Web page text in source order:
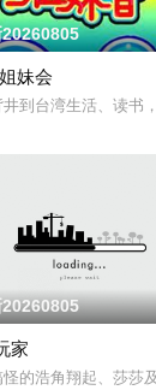
妹会
到台湾生活、读书
論內容聚焦女性職
家
怪的浩角翔起、莎莎